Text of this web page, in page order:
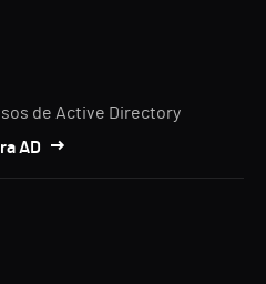
de Active Directory
AD